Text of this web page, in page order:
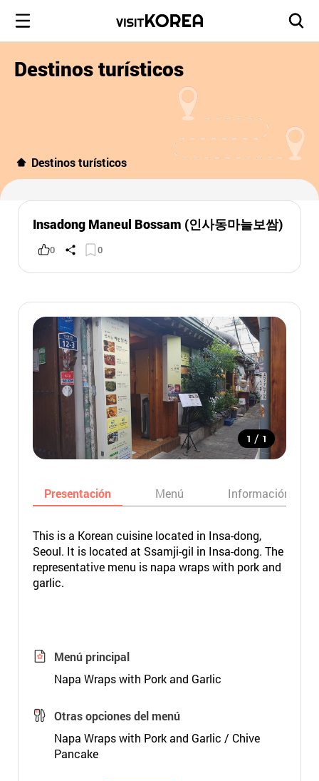
Destinos turísticos
Destinos turísticos
Insadong Maneul Bossam (인사동마늘보쌈)
0 0
1 / 1
Presentación Menú Información
This is a Korean cuisine located in Insa-dong,
Seoul. It is located at Ssamji-gil in Insa-dong. The
representative menu is napa wraps with pork and
garlic.
Menú principal
Napa Wraps with Pork and Garlic
Otras opciones del menú
Napa Wraps with Pork and Garlic / Chive
Pancake